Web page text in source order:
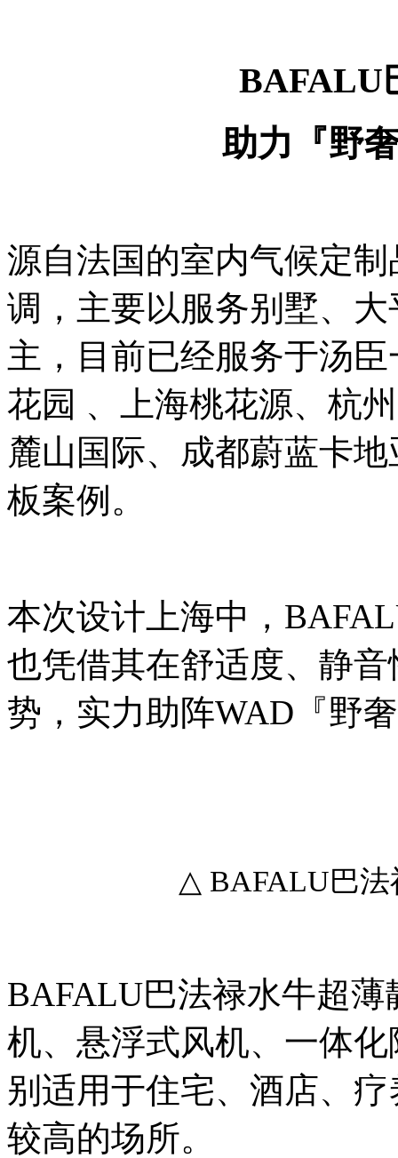
BAFALU
助力『野
源自法国的室内气候定
调，主要以服务别墅、
主，目前已经服务于汤
花园 、上海桃花源、杭
麓山国际、成都蔚蓝卡
板案例。
本次设计上海中，
也凭借其在舒适度、静
势，实力助阵WAD『野
△ BAFALU巴法
BAFALU巴法禄水牛超
机、悬浮式风机、一体
别适用于住宅、酒店、
较高的场所。